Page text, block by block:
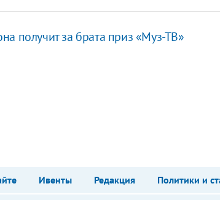
получит за брата приз «Муз-ТВ»
Ивенты Редакция Политики и